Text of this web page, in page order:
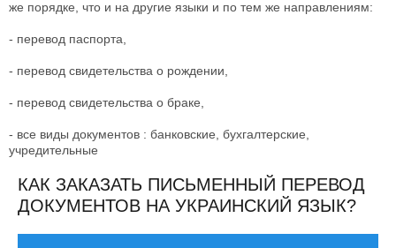
же порядке, что и на другие языки и по тем же направлениям:
- перевод паспорта,
- перевод свидетельства о рождении,
- перевод свидетельства о браке,
- все виды документов : банковские, бухгалтерские,
учредительные
КАК ЗАКАЗАТЬ ПИСЬМЕННЫЙ ПЕРЕВОД
ДОКУМЕНТОВ НА УКРАИНСКИЙ ЯЗЫК?